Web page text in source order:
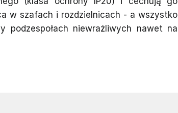
w szafach i rozdzielnicach - a wszystko
podzespołach niewrażliwych nawet na